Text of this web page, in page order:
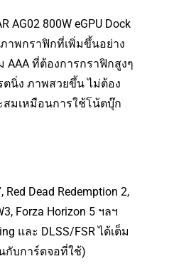
AG02 800W eGPU Dock
าพกราฟิกที่เพิ่มขึ้นอย่าง
AAA ที่ต้องการกราฟิกสูงๆ
ตนิ่ง ภาพสวยขึ้น ไม่ต้อง
สมเหมือนการใช้โน้ตบุ๊ก
Red Dead Redemption 2,
Forza Horizon 5 ฯลฯ
และ DLSS/FSR ได้เต็ม
กับการ์ดจอที่ใช้)